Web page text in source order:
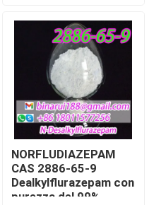
NORFLUDIAZEPAM
CAS 2886-65-9
Dealkylflurazepam con
purezza del 99%